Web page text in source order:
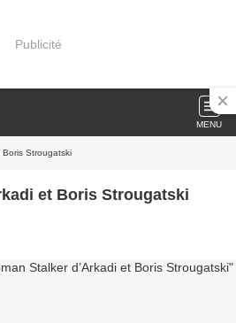
Publicité
MENU
Boris Strougatski
et Boris Strougatski